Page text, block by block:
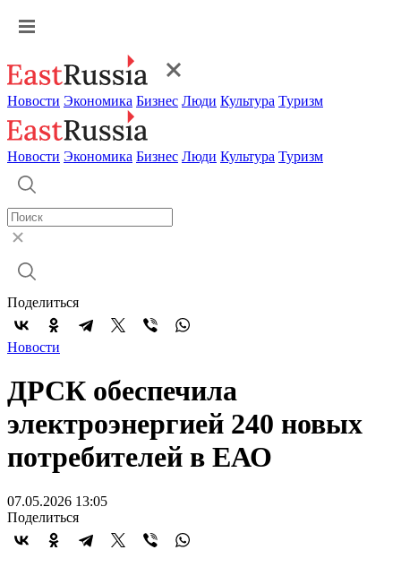
Новости Экономика Бизнес Люди Культура Туризм
Новости Экономика Бизнес Люди Культура Туризм
Поделиться
Новости
ДРСК обеспечила
электроэнергией 240 новых
потребителей в ЕАО
07.05.2026 13:05
Поделиться